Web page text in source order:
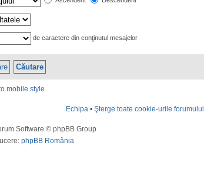
de caractere din conţinutul mesajelor
mobile style
Echipa •Şterge toate cookie-urile forumului
Software © phpBB Group
phpBB România